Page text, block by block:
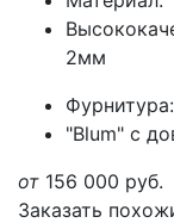
2мм
Фурнитура:
"Blum" с
от 156 000 руб.
Заказать